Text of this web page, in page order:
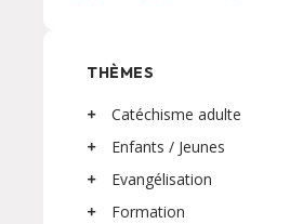
THÈMES
Catéchisme adulte
Enfants / Jeunes
Evangélisation
Formation